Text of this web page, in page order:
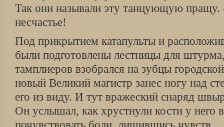
Так они называли эту танцующую
несчастье!
Под прикрытием катапульты и
были подготовлены лестницы для
тамплиеров взобрался на зубцы
новый Великий магистр занес ногу над
его из виду. И тут вражеский снаряд
Он услышал, как хрустнули кости у него